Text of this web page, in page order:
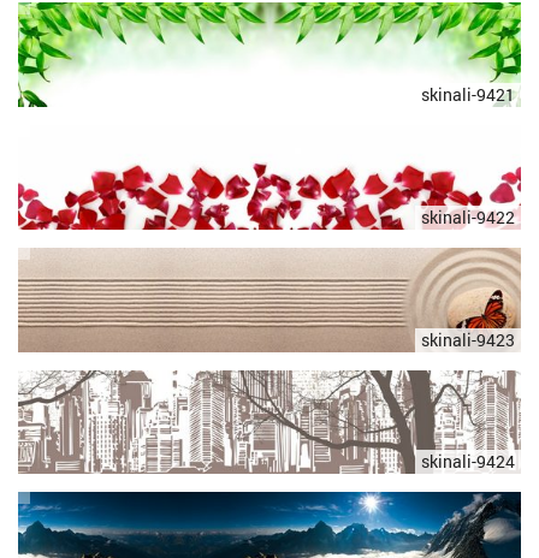
skinali-9421
skinali-9422
skinali-9423
skinali-9424